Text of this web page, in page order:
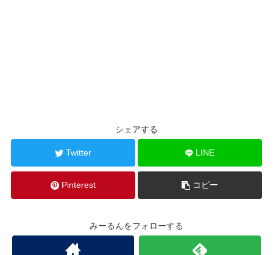
シェアする
Twitter LINE
Pinterest コピー
みーるんをフォローする